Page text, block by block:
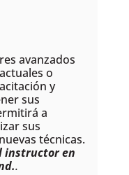
avanzados
o
y
sus
a
sus
técnicas.
instructor en
.